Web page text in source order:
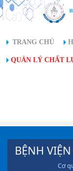
TRANG CHỦ
QUẢN LÝ CHẤT
BỆNH
Cơ